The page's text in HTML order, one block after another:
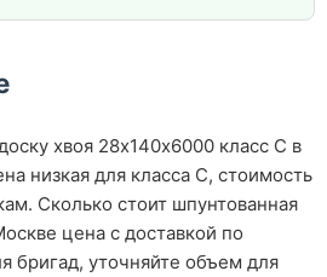
хвоя 28х140х6000 класс С в
низкая для класса С, стоимость
Сколько стоит шпунтованная
цена с доставкой по
бригад, уточняйте объем для